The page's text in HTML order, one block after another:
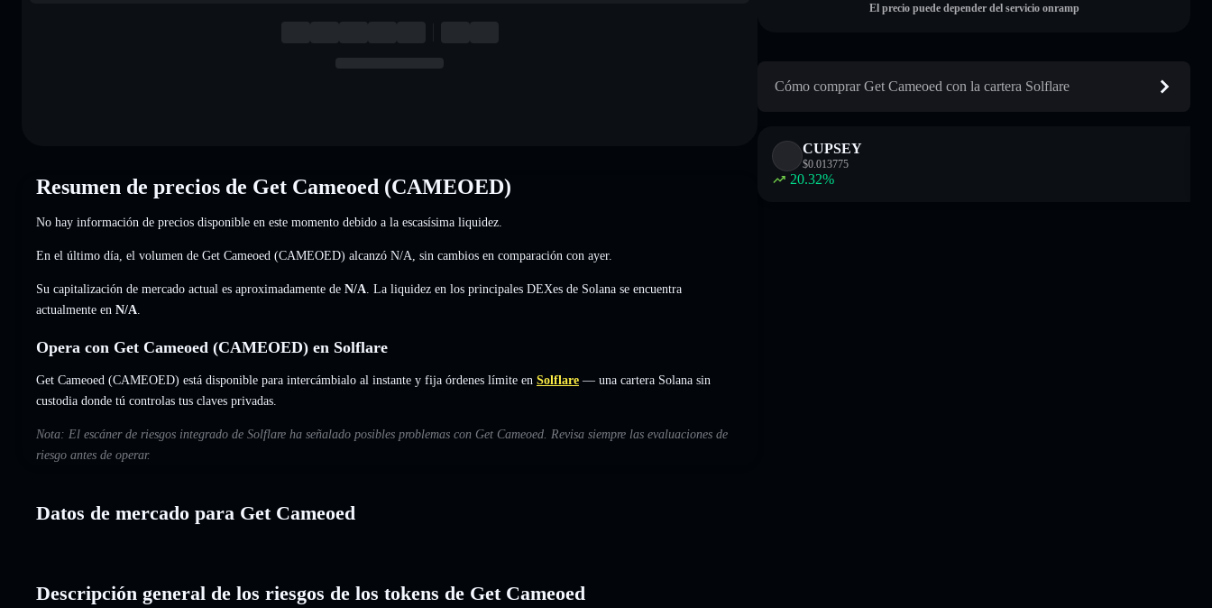
Resumen de precios de Get Cameoed (CAMEOED)
No hay información de precios disponible en este momento debido a la escasísima liquidez.
En el último día, el volumen de Get Cameoed (CAMEOED) alcanzó N/A sin cambios en comparación con ayer.
Su capitalización de mercado actual es aproximadamente de N/A . La liquidez en los principales DEXes de Solana se encuentra
actualmente en N/A
Opera con Get Cameoed (CAMEOED) en Solflare
Get Cameoed (CAMEOED) está disponible para intercámbialo al instante y fija órdenes límite en Solflare — una cartera Solana sin
custodia donde tú controlas tus claves privadas.
Nota: El escáner de riesgos integrado de Solflare ha señalado posibles problemas con Get Cameoed. Revisa siempre las evaluaciones de
riesgo antes de operar.
Datos de mercado para Get Cameoed
Descripción general de los riesgos de los tokens de Get Cameoed
El precio puede depender del servicio onramp
Cómo comprar Get Cameoed con la cartera Solflare
CUPSEY
$0.013775
20.32%